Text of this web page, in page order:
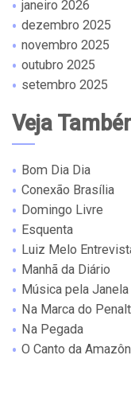
janeiro 2026
dezembro 2025
novembro 2025
outubro 2025
setembro 2025
Veja
Bom Dia Dia
Conexão Brasília
Domingo Livre
Esquenta
Luiz Melo
Manhã da Diário
Música pela Janela
Na Marca do
Na Pegada
O Canto da